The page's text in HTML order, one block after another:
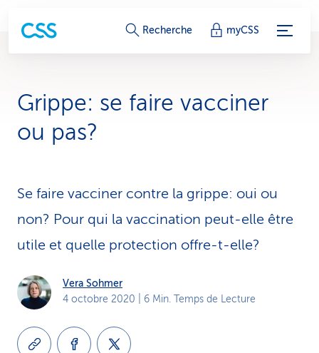
L
e
e
s
i
Recherche myCSS
Grippe: se faire vacciner
ou pas?
Se faire vacciner contre la grippe: oui ou
non? Pour qui la vaccination peut-elle être
utile et quelle protection offre-t-elle?
Vera Sohmer
4 octobre 2020 | 6 Min. Temps de Lecture